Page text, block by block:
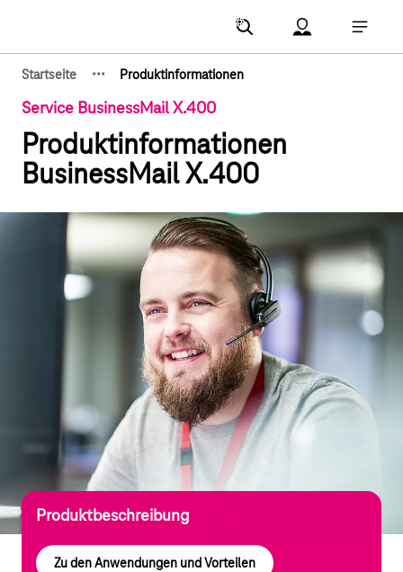
Account Menu
Startseite ··· Produktinformationen
Service BusinessMail X.400
Produktinformationen
BusinessMail X.400
Produktbeschreibung
Zu den Anwendungen und Vorteilen